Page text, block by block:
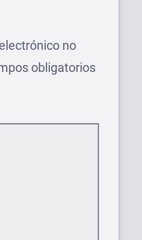
no
obligatorios